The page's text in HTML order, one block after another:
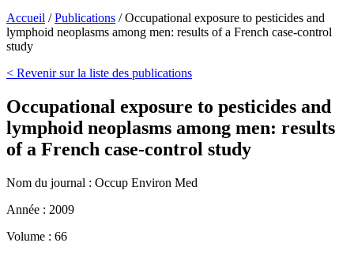
Accueil /Publications /Occupational exposure to pesticides and
lymphoid neoplasms among men: results of a French case-control
study
< Revenir sur la liste des publications
Occupational exposure to pesticides and
lymphoid neoplasms among men: results
of a French case-control study
Nom du journal : Occup Environ Med
Année : 2009
Volume : 66